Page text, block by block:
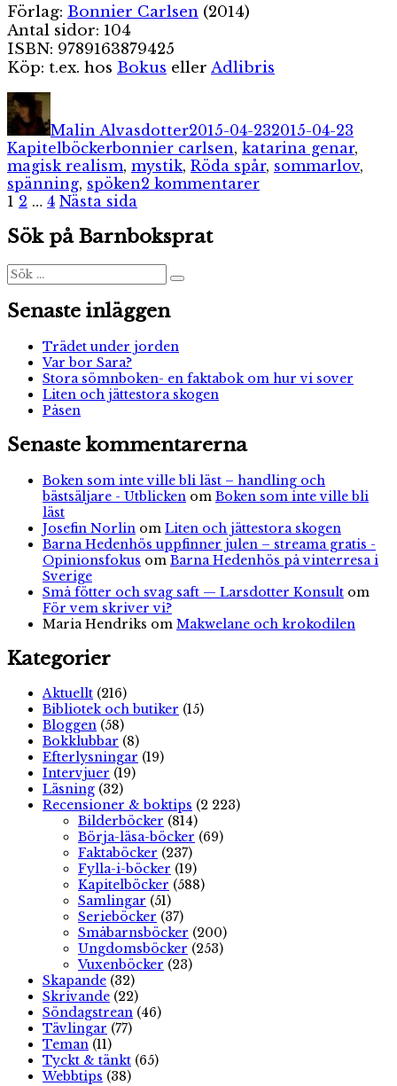
Förlag: Bonnier Carlsen (2014)
Antal sidor: 104
ISBN: 9789163879425
Köp: t.ex. hos Bokus eller Adlibris
Författare
Malin Alvasdotter2015-04-232015-04-23
KapitelböckerEtiketter
bonnier carlsen, katarina genar,
magisk realism, mystik, Röda spår, sommarlov,
spänning, spöken2 kommentarertill
Sidnumrering
för
inlägg
Sida
1 Sida
2 … Sida
4 Nästa sida
Sök på Barnboksprat
Sök
efter:
Sök
Senaste inläggen
Trädet under jorden
Var bor Sara?
Stora sömnboken- en faktabok om hur vi sover
Liten och jättestora skogen
Påsen
Senaste kommentarerna
Boken som inte ville bli läst – handling och
bästsäljare - Utblicken om Boken som inte ville bli
läst
Josefin Norlin om Liten och jättestora skogen
Barna Hedenhös uppfinner julen – streama gratis -
Opinionsfokus om Barna Hedenhös på vinterresa i
Sverige
Små fötter och svag saft — Larsdotter Konsult om
För vem skriver vi?
Maria Hendriks om Makwelane och krokodilen
Kategorier
Aktuellt (216)
Bibliotek och butiker (15)
Bloggen (58)
Bokklubbar (8)
Efterlysningar (19)
Intervjuer (19)
Läsning (32)
Recensioner & boktips (2 223)
Bilderböcker (814)
Börja-läsa-böcker (69)
Faktaböcker (237)
Fylla-i-böcker (19)
Kapitelböcker (588)
Samlingar (51)
Serieböcker (37)
Småbarnsböcker (200)
Ungdomsböcker (253)
Vuxenböcker (23)
Skapande (32)
Skrivande (22)
Söndagstrean (46)
Tävlingar (77)
Teman (11)
Tyckt & tänkt (65)
Webbtips (38)